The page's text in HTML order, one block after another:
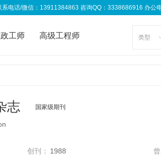
电话/微信：13911384863 咨询QQ：3338686916 办公
工师 高级工程师 类型
志 国家级期刊
创刊： 1988